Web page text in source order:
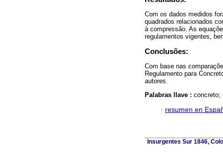
Com os dados medidos
quadrados relacionados
à compressão. As
regulamentos vigentes,
Conclusões:
Com base nas
Regulamento para
autores.
Palabras llave : concreto;
· resumen en
Insurgentes Sur 1846,